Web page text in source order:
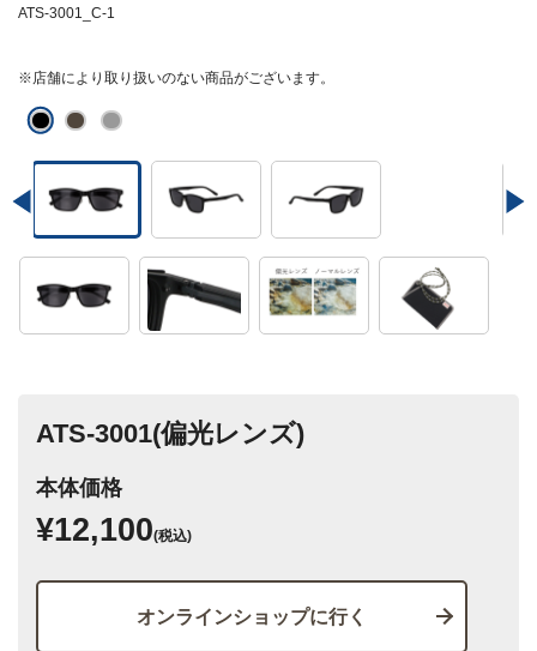
ATS-3001_C-1
※店舗により取り扱いのない商品がございます。
ATS-3001(偏光レンズ)
本体価格
¥12,100(税込)
オンラインショップに行く